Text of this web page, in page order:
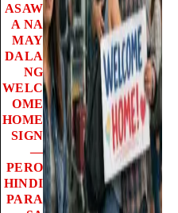
ASAW
A NA
MAY
DALA
NG
WELC
OME
HOME
SIGN
—
PERO
HINDI
PARA